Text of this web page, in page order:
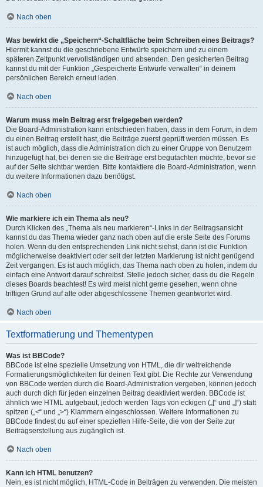
Nach oben
Was bewirkt die „Speichern“-Schaltfläche beim Schreiben eines Beitrags?
Hiermit kannst du die geschriebene Entwürfe speichern und zu einem
späteren Zeitpunkt vervollständigen und absenden. Den gesicherten Beitrag
kannst du mit der Funktion „Gespeicherte Entwürfe verwalten“ in deinem
persönlichen Bereich erneut laden.
Nach oben
Warum muss mein Beitrag erst freigegeben werden?
Die Board-Administration kann entschieden haben, dass in dem Forum, in dem
du einen Beitrag erstellt hast, die Beiträge zuerst geprüft werden müssen. Es
ist auch möglich, dass die Administration dich zu einer Gruppe von Benutzern
hinzugefügt hat, bei denen sie die Beiträge erst begutachten möchte, bevor sie
auf der Seite sichtbar werden. Bitte kontaktiere die Board-Administration, wenn
du weitere Informationen dazu benötigst.
Nach oben
Wie markiere ich ein Thema als neu?
Durch Klicken des „Thema als neu markieren“-Links in der Beitragsansicht
kannst du das Thema wieder ganz nach oben auf die erste Seite des Forums
holen. Wenn du den entsprechenden Link nicht siehst, dann ist die Funktion
möglicherweise deaktiviert oder seit der letzten Markierung ist nicht genügend
Zeit vergangen. Es ist auch möglich, das Thema nach oben zu holen, indem du
einfach eine Antwort darauf schreibst. Stelle jedoch sicher, dass du die Regeln
dieses Boards beachtest! Es wird meist nicht gerne gesehen, wenn ohne
triftigen Grund auf alte oder abgeschlossene Themen geantwortet wird.
Nach oben
Textformatierung und Thementypen
Was ist BBCode?
BBCode ist eine spezielle Umsetzung von HTML, die dir weitreichende
Formatierungsmöglichkeiten für deinen Text gibt. Die Rechte zur Verwendung
von BBCode werden durch die Board-Administration vergeben, können jedoch
auch durch dich für jeden einzelnen Beitrag deaktiviert werden. BBCode ist
ähnlich wie HTML aufgebaut, jedoch werden Tags von eckigen („[“ und „]“) statt
spitzen („<“ und „>“) Klammern eingeschlossen. Weitere Informationen zu
BBCode findest du auf einer speziellen Hilfe-Seite, die von der Seite zur
Beitragserstellung aus zugänglich ist.
Nach oben
Kann ich HTML benutzen?
Nein, es ist nicht möglich, HTML-Code in Beiträgen zu verwenden. Die meisten